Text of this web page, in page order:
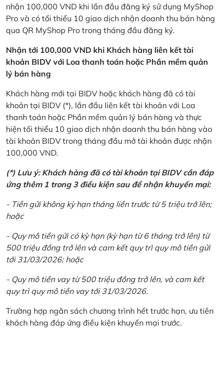
nhận 100,000 VND khi lần đầu đăng ký sử dụng MyShop
Pro và có tối thiểu 10 giao dịch nhận doanh thu bán hàng
qua QR MyShop Pro trong tháng đầu đăng ký.
Nhận tới 100,000 VND khi Khách hàng liên kết tài
khoản BIDV với Loa thanh toán hoặc Phần mềm quản
lý bán hàng
Khách hàng mới tại BIDV hoặc khách hàng đã có tài
khoản tại BIDV (*), lần đầu liên kết tài khoản với Loa
thanh toán hoặc Phần mềm quản lý bán hàng và thực
hiện tối thiểu 10 giao dịch nhận doanh thu bán hàng vào
tài khoản BIDV trong tháng đầu mở tài khoản được nhận
100,000 VND.
(*) Lưu ý: Khách hàng đã có tài khoản tại BIDV cần đáp
ứng thêm 1 trong 3 điều kiện sau để nhận khuyến mại:
- Tiền gửi không kỳ hạn tháng liền trước từ 5 triệu trở lên;
hoặc
- Quy mô tiền gửi có kỳ hạn (kỳ hạn từ 6 tháng trở lên) từ
500 triệu đồng trở lên và cam kết quy trì quy mô tiền gửi
tới 31/03/2026; hoặc
- Quy mô tiền vay từ 500 triệu đồng trở lên, và cam kết
quy trì quy mô tiền vay tới 31/03/2026.
Trường hợp ngân sách chương trình hết trước hạn, ưu tiên
khách hàng đáp ứng điều kiện khuyến mại trước.